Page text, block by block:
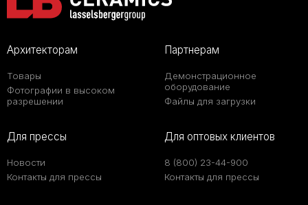
Архитекторам
Товары
Фотографии в высоком
разрешении
Партнерам
Демонстрационное
оборудование
Файлы для загрузки
Для прессы
Новости
Контакты для прессы
Для оптовых клиентов
8 (800) 23-44-900
Контакты для прессы